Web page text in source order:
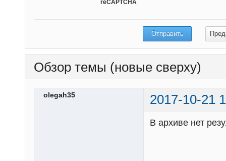
reCAPTCHA
Обзор темы (новые сверху)
olegah35 2017-10-21
В архиве нет